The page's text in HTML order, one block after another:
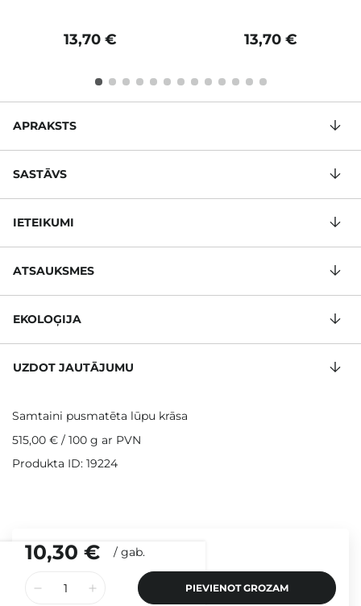
10,30 € / gab.
PIEVIENOT GROZAM
13,70 € 13,70 €
APRAKSTS
SASTĀVS
IETEIKUMI
ATSAUKSMES
EKOLOĢIJA
UZDOT JAUTĀJUMU
Samtaini pusmatēta lūpu krāsa
515,00 € / 100 g ar PVN
Produkta ID: 19224